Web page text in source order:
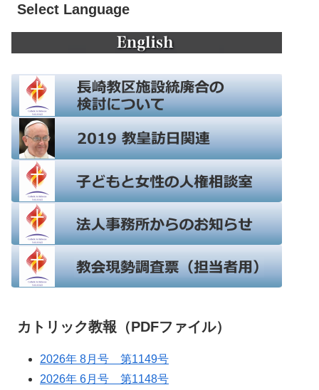
Select Language
カトリック教報（PDFファイル）
2026年 8月号 第1149号
2026年 6月号 第1148号